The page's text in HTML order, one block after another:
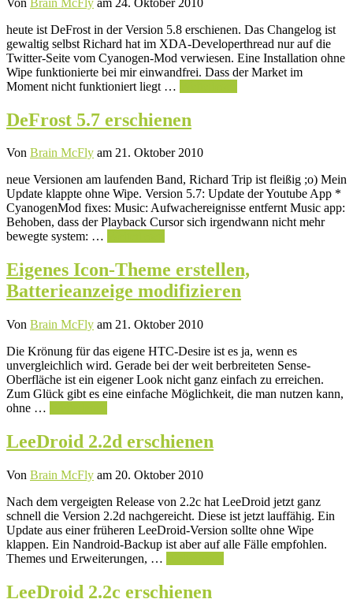
heute ist DeFrost in der Version 5.8 erschienen. Das Changelog ist
gewaltig selbst Richard hat im XDA-Developerthread nur auf die
Twitter-Seite vom Cyanogen-Mod verwiesen. Eine Installation ohne
Wipe funktionierte bei mir einwandfrei. Dass der Market im
Moment nicht funktioniert liegt …
DeFrost 5.7 erschienen
Von Brain McFly am 21. Oktober 2010
neue Versionen am laufenden Band, Richard Trip ist fleißig ;o) Mein
Update klappte ohne Wipe. Version 5.7: Update der Youtube App *
CyanogenMod fixes: Music: Aufwachereignisse entfernt Music app:
Behoben, dass der Playback Cursor sich irgendwann nicht mehr
bewegte system: …
Eigenes Icon-Theme erstellen,
Batterieanzeige modifizieren
Von Brain McFly am 21. Oktober 2010
Die Krönung für das eigene HTC-Desire ist es ja, wenn es
unvergleichlich wird. Gerade bei der weit berbreiteten Sense-
Oberfläche ist ein eigener Look nicht ganz einfach zu erreichen.
Zum Glück gibt es eine einfache Möglichkeit, die man nutzen kann,
ohne …
LeeDroid 2.2d erschienen
Von Brain McFly am 20. Oktober 2010
Nach dem vergeigten Release von 2.2c hat LeeDroid jetzt ganz
schnell die Version 2.2d nachgereicht. Diese ist jetzt lauffähig. Ein
Update aus einer früheren LeeDroid-Version sollte ohne Wipe
klappen. Ein Nandroid-Backup ist aber auf alle Fälle empfohlen.
Themes und Erweiterungen, …
LeeDroid 2.2c erschienen